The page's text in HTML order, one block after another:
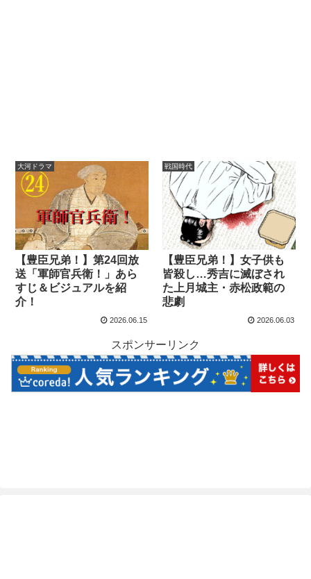
大河ドラマ
【豊臣兄弟！】第24回放
送「軍師官兵衛！」あら
すじ＆ビジュアルを紹
介！
2026.06.15
戦国時代
【豊臣兄弟！】女子供も
皆殺し…秀吉に滅ぼされ
た上月城主・赤松政範の
悲劇
2026.06.03
スポンサーリンク